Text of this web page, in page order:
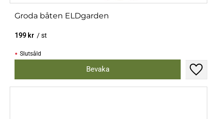
Groda båten ELDgarden
199 kr /st
Lägg
Slutsåld